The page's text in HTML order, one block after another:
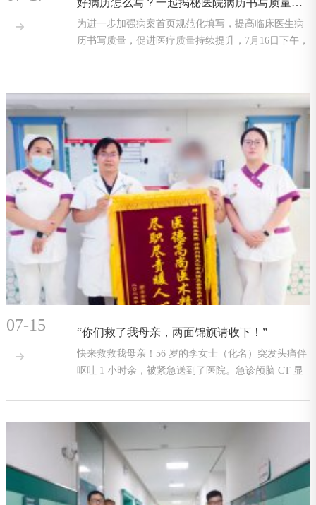

好病历怎么写？一起揭秘医院病历书写质量管理培训那点事！
为进一步加强病案首页规范化填写，提高临床医生病
历书写质量，促进医疗质量持续提升，7月16日下午，
07-15

“你们救了我母亲，两面锦旗请收下！”
快来救救我母亲！56 岁的李女士（化名）突发头痛伴
呕吐 1 小时余，被紧急送到了医院。急诊颅脑 CT 显